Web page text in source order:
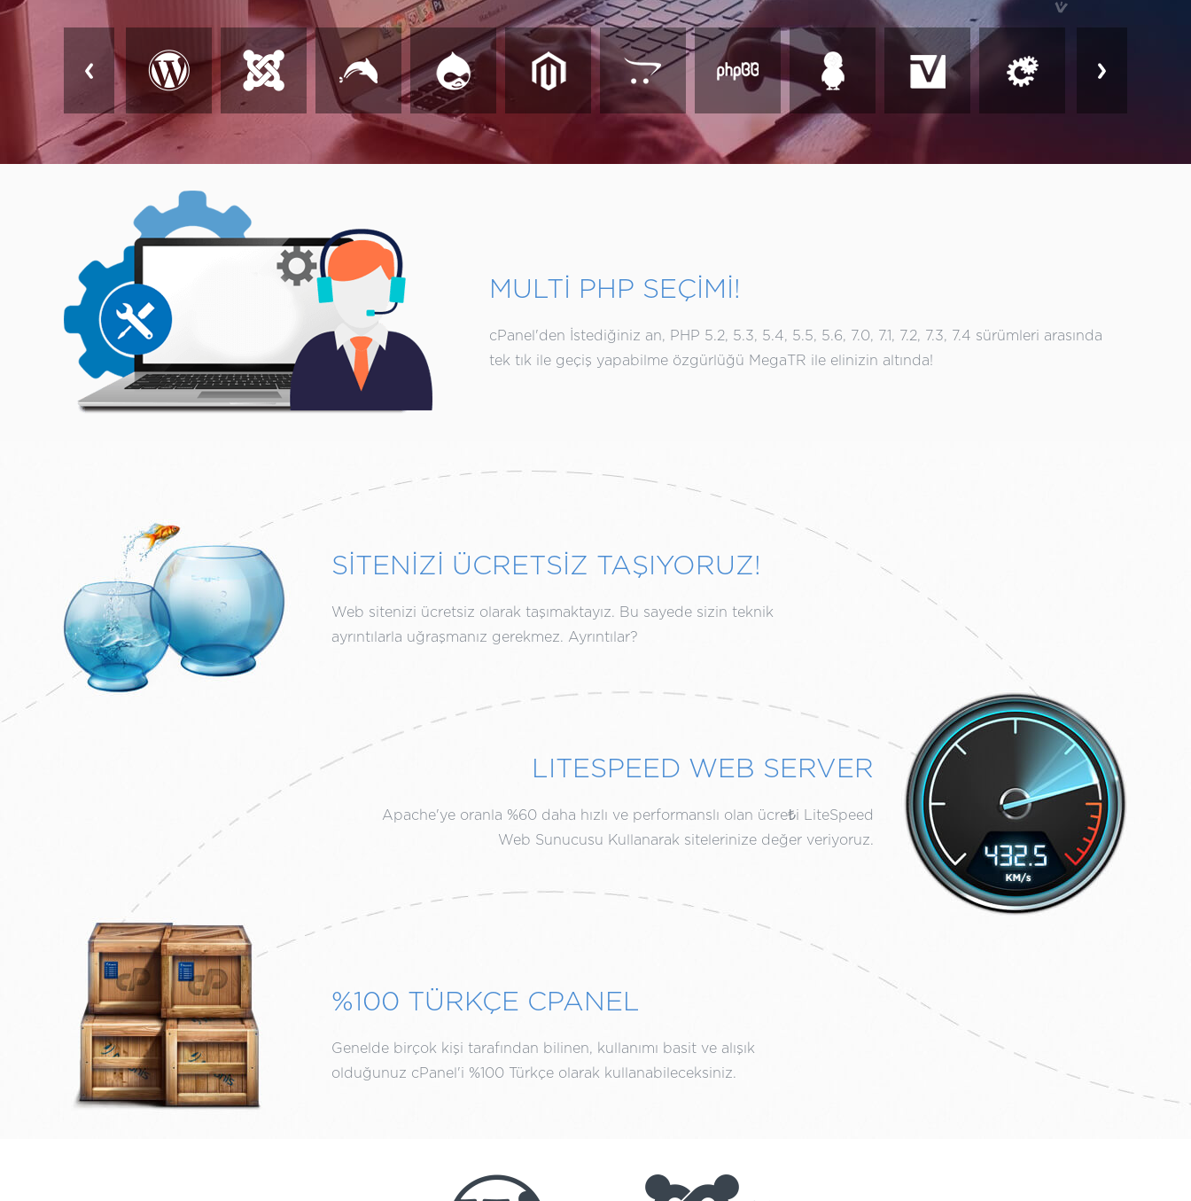
MULTİ PHP SEÇİMİ!
cPanel'den İstediğiniz an, PHP 5.2, 5.3, 5.4, 5.5, 5.6, 7.0, 7.1, 7.2, 7.3, 7.4 sürümleri arasında
tek tık ile geçiş yapabilme özgürlüğü MegaTR ile elinizin altında!
SİTENİZİ ÜCRETSİZ TAŞIYORUZ!
Web sitenizi ücretsiz olarak taşımaktayız. Bu sayede sizin teknik
ayrıntılarla uğraşmanız gerekmez. Ayrıntılar?
LITESPEED WEB SERVER
Apache'ye oranla %60 daha hızlı ve performanslı olan ücre₺i LiteSpeed
Web Sunucusu Kullanarak sitelerinize değer veriyoruz.
%100 TÜRKÇE CPANEL
Genelde birçok kişi tarafından bilinen, kullanımı basit ve alışık
olduğunuz cPanel'i %100 Türkçe olarak kullanabileceksiniz.